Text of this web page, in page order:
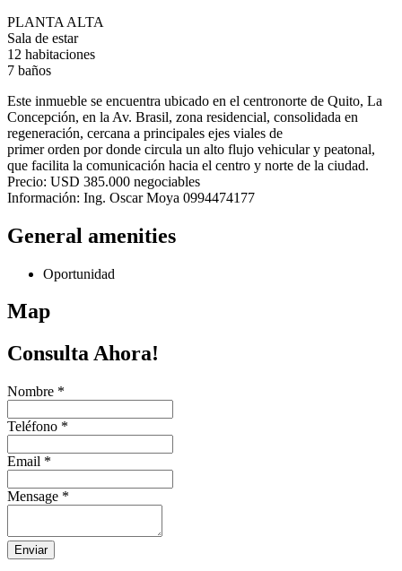
PLANTA ALTA
Sala de estar
12 habitaciones
7 baños
Este inmueble se encuentra ubicado en el centronorte de Quito, La
Concepción, en la Av. Brasil, zona residencial, consolidada en
regeneración, cercana a principales ejes viales de
primer orden por donde circula un alto flujo vehicular y peatonal,
que facilita la comunicación hacia el centro y norte de la ciudad.
Precio: USD 385.000 negociables
Información: Ing. Oscar Moya 0994474177
General amenities
Oportunidad
Map
Consulta Ahora!
Nombre *
Teléfono *
Email *
Mensage *
Enviar